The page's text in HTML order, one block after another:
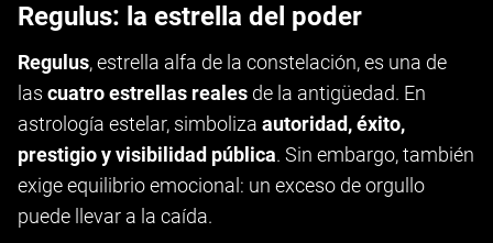
Regulus: la estrella del poder
Regulus, estrella alfa de la constelación, es una de
las cuatro estrellas reales de la antigüedad. En
astrología estelar, simboliza autoridad, éxito,
prestigio y visibilidad pública. Sin embargo, también
exige equilibrio emocional: un exceso de orgullo
puede llevar a la caída.